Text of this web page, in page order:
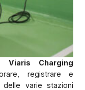
Viaris Charging
registrare e
varie stazioni